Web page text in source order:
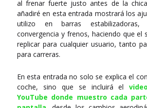
al frenar fuerte justo antes de la
añadiré en esta entrada mostrará los
utilizo en barras estabilizadoras,
convergencia y frenos, haciendo que el
replicar para cualquier usuario, tanto
para carreras.
En esta entrada no solo se explica el
coche, sino que se incluirá el
YouTube donde muestro cada